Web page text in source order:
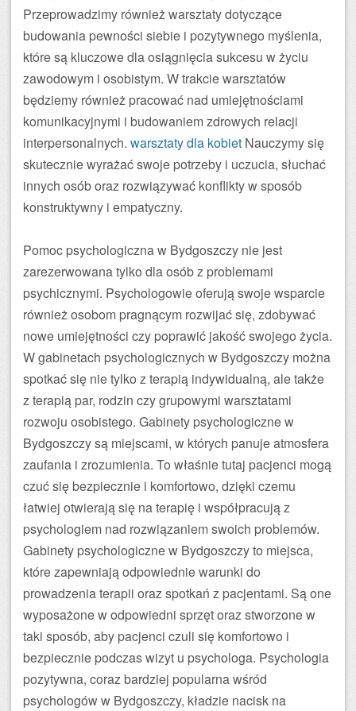
Przeprowadzimy również warsztaty dotyczące
budowania pewności siebie i pozytywnego myślenia,
które są kluczowe dla osiągnięcia sukcesu w życiu
zawodowym i osobistym. W trakcie warsztatów
będziemy również pracować nad umiejętnościami
komunikacyjnymi i budowaniem zdrowych relacji
interpersonalnych. warsztaty dla kobiet Nauczymy się
skutecznie wyrażać swoje potrzeby i uczucia, słuchać
innych osób oraz rozwiązywać konflikty w sposób
konstruktywny i empatyczny.
Pomoc psychologiczna w Bydgoszczy nie jest
zarezerwowana tylko dla osób z problemami
psychicznymi. Psychologowie oferują swoje wsparcie
również osobom pragnącym rozwijać się, zdobywać
nowe umiejętności czy poprawić jakość swojego życia.
W gabinetach psychologicznych w Bydgoszczy można
spotkać się nie tylko z terapią indywidualną, ale także
z terapią par, rodzin czy grupowymi warsztatami
rozwoju osobistego. Gabinety psychologiczne w
Bydgoszczy są miejscami, w których panuje atmosfera
zaufania i zrozumienia. To właśnie tutaj pacjenci mogą
czuć się bezpiecznie i komfortowo, dzięki czemu
łatwiej otwierają się na terapię i współpracują z
psychologiem nad rozwiązaniem swoich problemów.
Gabinety psychologiczne w Bydgoszczy to miejsca,
które zapewniają odpowiednie warunki do
prowadzenia terapii oraz spotkań z pacjentami. Są one
wyposażone w odpowiedni sprzęt oraz stworzone w
taki sposób, aby pacjenci czuli się komfortowo i
bezpiecznie podczas wizyt u psychologa. Psychologia
pozytywna, coraz bardziej popularna wśród
psychologów w Bydgoszczy, kładzie nacisk na